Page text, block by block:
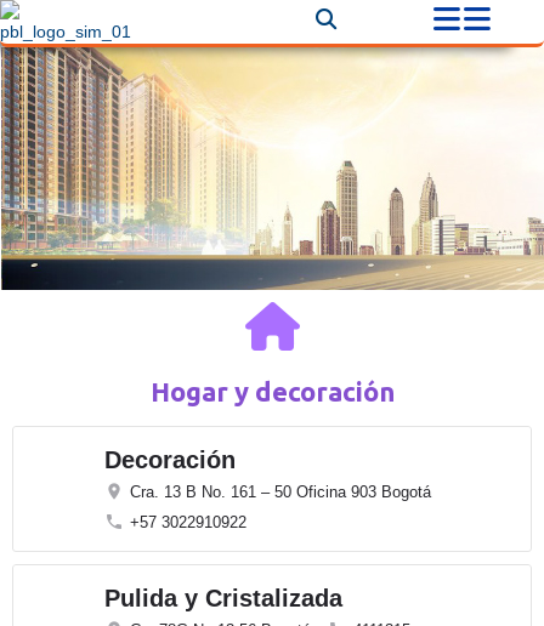
Hogar y decoración
Decoración
Cra. 13 B No. 161 – 50 Oficina 903 Bogotá
+57 3022910922
Pulida y Cristalizada